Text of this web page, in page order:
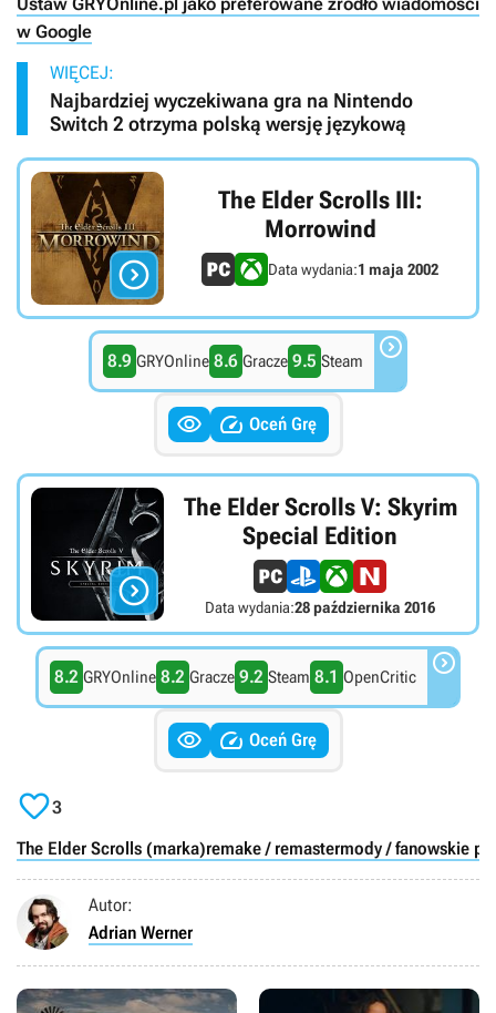
w Google
WIĘCEJ:
Najbardziej wyczekiwana gra na Nintendo
Switch 2 otrzyma polską wersję językową

The Elder Scrolls III:
Morrowind
Data wydania:1 maja 2002
8.9 GRYOnline 8.6 Gracze 9.5 Steam 
  Oceń Grę

The Elder Scrolls V: Skyrim
Special Edition
Data wydania:28 października 2016
8.2 GRYOnline 8.2 Gracze 9.2 Steam 8.1 OpenCritic 
  Oceń Grę
3
The Elder Scrolls (marka)remake / remastermody / fanowskie
Autor:
Adrian Werner